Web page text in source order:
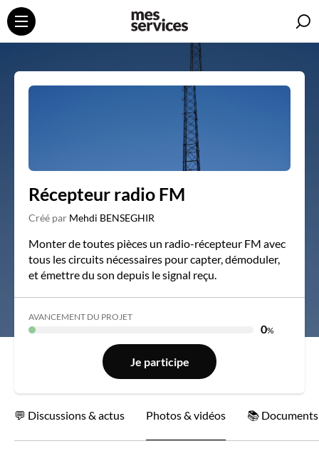
Récepteur radio FM
Créé par Mehdi BENSEGHIR
Monter de toutes pièces un radio-récepteur FM avec
tous les circuits nécessaires pour capter, démoduler,
et émettre du son depuis le signal reçu.
AVANCEMENT DU PROJET
0%
Je participe
Discussions & actus Photos & vidéos Documents